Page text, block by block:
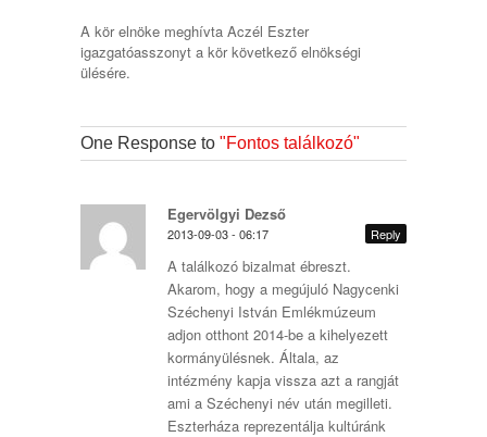
A kör elnöke meghívta Aczél Eszter
igazgatóasszonyt a kör következő elnökségi
ülésére.
One Response to "Fontos találkozó"
Egervölgyi Dezső
2013-09-03 - 06:17 Reply
A találkozó bizalmat ébreszt.
Akarom, hogy a megújuló Nagycenki
Széchenyi István Emlékmúzeum
adjon otthont 2014-be a kihelyezett
kormányülésnek. Általa, az
intézmény kapja vissza azt a rangját
ami a Széchenyi név után megilleti.
Eszterháza reprezentálja kultúránk